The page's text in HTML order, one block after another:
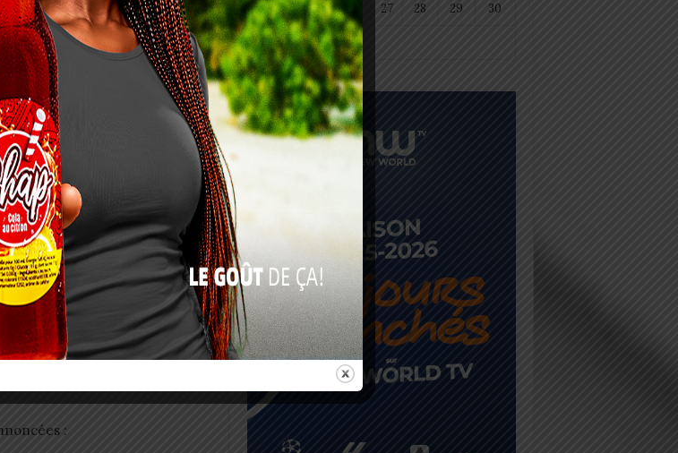
Enriched Tomato Mix” s’est
derrière cette apparente
graves détectées lors des
Les détails techniques de ces
suffisamment sérieux pour
2025 : UNIR confirme sa
SAMBIANI, ministre
cette décision n’est pas
nécessité pour préserver la
que le produit ne soit pas
sa présence potentielle sur les
pas exclue, d’où l’action
:
24 25 26 27 28 29 30
31
« Juil